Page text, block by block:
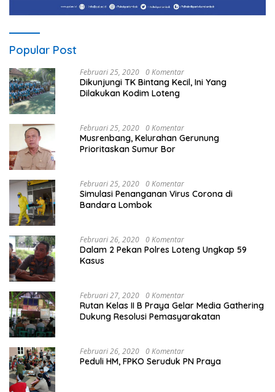
Popular Post
Februari 25, 2020 0 Komentar
Dikunjungi TK Bintang Kecil, Ini Yang
Dilakukan Kodim Loteng
Februari 25, 2020 0 Komentar
Musrenbang, Kelurahan Gerunung
Prioritaskan Sumur Bor
Februari 25, 2020 0 Komentar
Simulasi Penanganan Virus Corona di
Bandara Lombok
Februari 26, 2020 0 Komentar
Dalam 2 Pekan Polres Loteng Ungkap 59
Kasus
Februari 27, 2020 0 Komentar
Rutan Kelas II B Praya Gelar Media Gathering
Dukung Resolusi Pemasyarakatan
Februari 26, 2020 0 Komentar
Peduli HM, FPKO Seruduk PN Praya